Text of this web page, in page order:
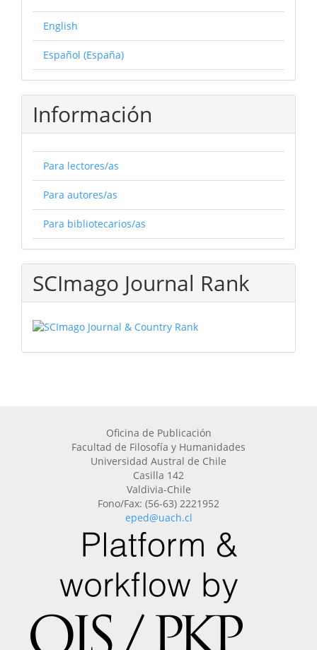
English
Español (España)
Información
Para lectores/as
Para autores/as
Para bibliotecarios/as
SCImago Journal Rank
Oficina de Publicación
Facultad de Filosofía y Humanidades
Universidad Austral de Chile
Casilla 142
Valdivia-Chile
Fono/Fax: (56-63) 2221952
eped@uach.cl